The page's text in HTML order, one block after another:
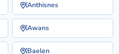
Anthisnes
Awans
Baelen